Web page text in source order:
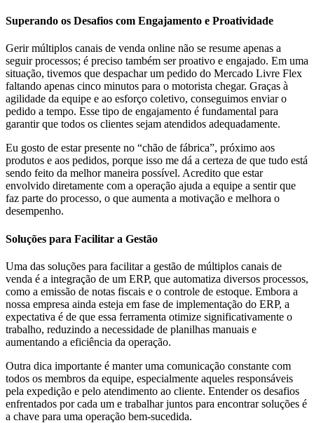
Superando os Desafios com Engajamento e Proatividade
Gerir múltiplos canais de venda online não se resume apenas a
seguir processos; é preciso também ser proativo e engajado. Em uma
situação, tivemos que despachar um pedido do Mercado Livre Flex
faltando apenas cinco minutos para o motorista chegar. Graças à
agilidade da equipe e ao esforço coletivo, conseguimos enviar o
pedido a tempo. Esse tipo de engajamento é fundamental para
garantir que todos os clientes sejam atendidos adequadamente.
Eu gosto de estar presente no “chão de fábrica”, próximo aos
produtos e aos pedidos, porque isso me dá a certeza de que tudo está
sendo feito da melhor maneira possível. Acredito que estar
envolvido diretamente com a operação ajuda a equipe a sentir que
faz parte do processo, o que aumenta a motivação e melhora o
desempenho.
Soluções para Facilitar a Gestão
Uma das soluções para facilitar a gestão de múltiplos canais de
venda é a integração de um ERP, que automatiza diversos processos,
como a emissão de notas fiscais e o controle de estoque. Embora a
nossa empresa ainda esteja em fase de implementação do ERP, a
expectativa é de que essa ferramenta otimize significativamente o
trabalho, reduzindo a necessidade de planilhas manuais e
aumentando a eficiência da operação.
Outra dica importante é manter uma comunicação constante com
todos os membros da equipe, especialmente aqueles responsáveis
pela expedição e pelo atendimento ao cliente. Entender os desafios
enfrentados por cada um e trabalhar juntos para encontrar soluções é
a chave para uma operação bem-sucedida.